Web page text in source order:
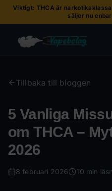
Viktigt: THCA är
säljer nu
Tillbaka till bloggen
5 Vanliga
om THCA –
2026
8 februari 2026 10 min